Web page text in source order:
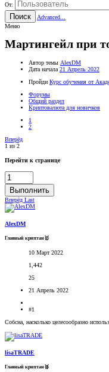
От:
Поиск
Advanced...
Меню
Мартингейл при
Автор темы AlexDM
Дата начала 21 Апрель 2022
Пройди Курс обучения от
Форумы
Общий раздел
Криптовалюта для новичков
1
2
Вперёд
1 из 2
Перейти к странице
Выполнить
Вперёд Last
AlexDM
Главный криптан🥇
10 Март 2022
1,442
25
21 Апрель 2022
#1
Собсна, насколько целесообразно
lisaTRADE
Главный криптан🥈